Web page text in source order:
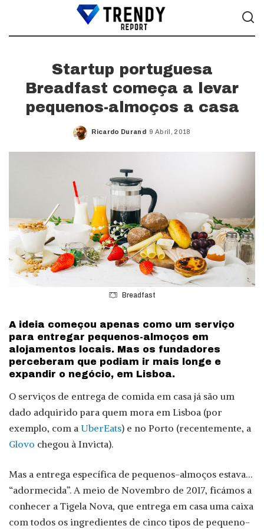
Startup portuguesa
Breadfast começa a levar
pequenos-almoços a casa
Posted
Ricardo Durand 9 Abril, 2018
Breadfast
A ideia começou apenas como um serviço
para entregar pequenos-almoços em
alojamentos locais. Mas os fundadores
perceberam que podiam ir mais longe e
expandir o negócio, em Lisboa.
O serviços de entrega de comida em casa já são um
dado adquirido para quem mora em Lisboa (por
exemplo, com a UberEats) e no Porto (recentemente, a
Glovo chegou à Invicta).
Mas a entrega específica de pequenos-almoços estava…
“adormecida”. A meio de Novembro de 2017, ficámos a
conhecer a Tigela Nova, que entrega em casa uma caixa
com todos os ingredientes de cinco tipos de pequeno-